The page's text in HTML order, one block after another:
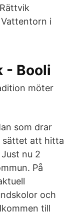
i
- Booli
möter
som drar
sättet att hitta
nu 2
På
och
till